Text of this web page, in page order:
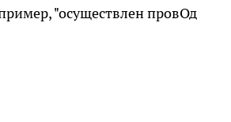
"осуществлен провОд